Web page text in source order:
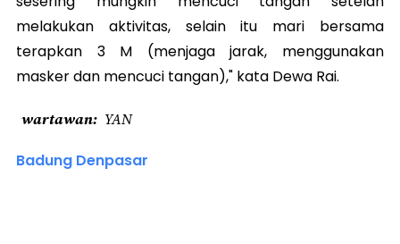
melakukan aktivitas, selain itu mari bersama
terapkan 3 M (menjaga jarak, menggunakan
masker dan mencuci tangan)," kata Dewa Rai.
wartawan YAN
Badung Denpasar